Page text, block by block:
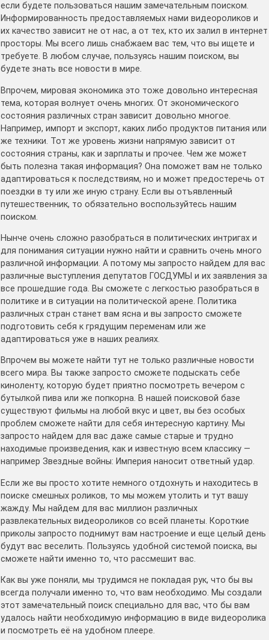
если будете пользоваться нашим замечательным поиском.
Информированность предоставляемых нами видеороликов и
их качество зависит не от нас, а от тех, кто их залил в интернет
просторы. Мы всего лишь снабжаем вас тем, что вы ищете и
требуете. В любом случае, пользуясь нашим поиском, вы
будете знать все новости в мире.
Впрочем, мировая экономика это тоже довольно интересная
тема, которая волнует очень многих. От экономического
состояния различных стран зависит довольно многое.
Например, импорт и экспорт, каких либо продуктов питания или
же техники. Тот же уровень жизни напрямую зависит от
состояния страны, как и зарплаты и прочее. Чем же может
быть полезна такая информация? Она поможет вам не только
адаптироваться к последствиям, но и может предостеречь от
поездки в ту или же иную страну. Если вы отъявленный
путешественник, то обязательно воспользуйтесь нашим
поиском.
Нынче очень сложно разобраться в политических интригах и
для понимания ситуации нужно найти и сравнить очень много
различной информации. А потому мы запросто найдем для вас
различные выступления депутатов ГОСДУМЫ и их заявления за
все прошедшие года. Вы сможете с легкостью разобраться в
политике и в ситуации на политической арене. Политика
различных стран станет вам ясна и вы запросто сможете
подготовить себя к грядущим переменам или же
адаптироваться уже в наших реалиях.
Впрочем вы можете найти тут не только различные новости
всего мира. Вы также запросто сможете подыскать себе
киноленту, которую будет приятно посмотреть вечером с
бутылкой пива или же попкорна. В нашей поисковой базе
существуют фильмы на любой вкус и цвет, вы без особых
проблем сможете найти для себя интересную картину. Мы
запросто найдем для вас даже самые старые и трудно
находимые произведения, как и известную всем классику —
например Звездные войны: Империя наносит ответный удар.
Если же вы просто хотите немного отдохнуть и находитесь в
поиске смешных роликов, то мы можем утолить и тут вашу
жажду. Мы найдем для вас миллион различных
развлекательных видеороликов со всей планеты. Короткие
приколы запросто поднимут вам настроение и еще целый день
будут вас веселить. Пользуясь удобной системой поиска, вы
сможете найти именно то, что рассмешит вас.
Как вы уже поняли, мы трудимся не покладая рук, что бы вы
всегда получали именно то, что вам необходимо. Мы создали
этот замечательный поиск специально для вас, что бы вам
удалось найти необходимую информацию в виде видеоролика
и посмотреть её на удобном плеере.